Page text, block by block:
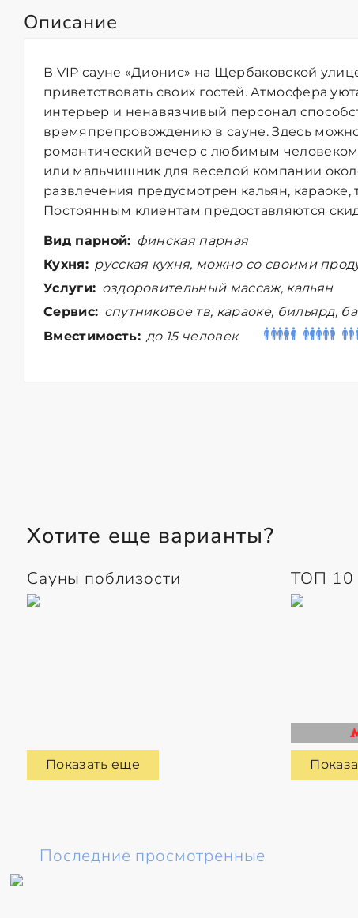
Описание
В VIP сауне «Дионис» на Щербаковской
приветствовать своих гостей. Атмосфера
интерьер и ненавязчивый персонал
времяпрепровождению в сауне. Здесь
романтический вечер с любимым
или мальчишник для веселой компании
развлечения предусмотрен кальян,
Постоянным клиентам предоставляются
Вид парной: финская парная
Кухня: русская кухня, можно со своими
Услуги: оздоровительный массаж, кальян
Сервис: спутниковое тв, караоке, бильярд,
Вместимость: до 15 человек
Хотите еще варианты?
Сауны поблизости
Показать еще
ТОП 10
Последние просмотренные